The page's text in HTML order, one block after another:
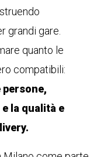
grandi gare.
quanto le
compatibili:
e la qualità e